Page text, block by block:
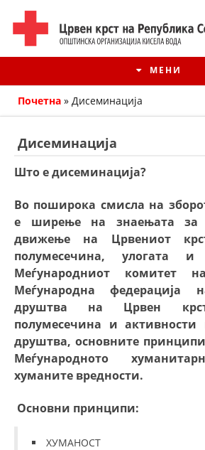
МЕНИ
ИСТОРИЈАТ НА ЦКРМ
ИСТОРИЈАТ НА
СТРУКТУРА НА
КОНТАКТ
ЧЛЕНСТВО ВО
Почетна » Дисеминација
Дисеминација
Што е дисеминација?
Во поширока смисла на
е ширење на знаењата за
движење на Црвениот
полумесечина, улогата
Меѓународниот комитет
Меѓународна федерација
друштва на Црвен
полумесечина и
друштва, основните
Меѓународното
хуманите вредности.
Основни принципи:
ХУМАНОСТ